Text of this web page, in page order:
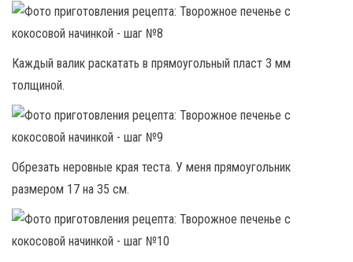
Каждый валик раскатать в прямоугольный пласт 3 мм
толщиной.
Обрезать неровные края теста. У меня прямоугольник
размером 17 на 35 см.